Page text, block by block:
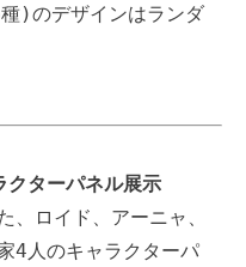
)のデザインはランダ
クターパネル展示
、ロイド、アーニャ、
4人のキャラクターパ